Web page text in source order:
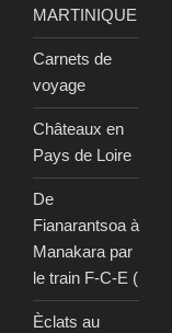
MARTINIQUE
Carnets de
voyage
Châteaux en
Pays de Loire
De
Fianarantsoa à
Manakara par
le train F-C-E (
Èclats au